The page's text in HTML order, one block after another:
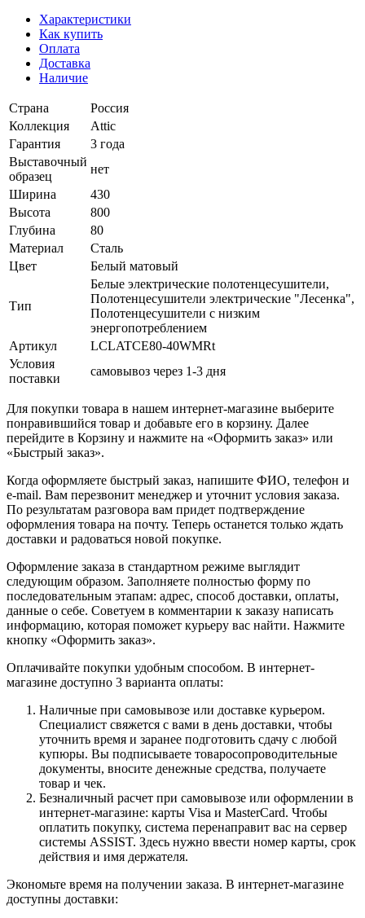
Характеристики
Как купить
Оплата
Доставка
Наличие
Страна
Россия
Коллекция
Attic
Гарантия
3 года
Выставочный
образец
нет
Ширина
430
Высота
800
Глубина
80
Материал
Сталь
Цвет
Белый матовый
Тип
Белые электрические полотенцесушители,
Полотенцесушители электрические "Лесенка",
Полотенцесушители с низким
энергопотреблением
Артикул
LСLATCE80-40WMRt
Условия
поставки
самовывоз через 1-3 дня
Для покупки товара в нашем интернет-магазине выберите
понравившийся товар и добавьте его в корзину. Далее
перейдите в Корзину и нажмите на «Оформить заказ» или
«Быстрый заказ».
Когда оформляете быстрый заказ, напишите ФИО, телефон и
e-mail. Вам перезвонит менеджер и уточнит условия заказа.
По результатам разговора вам придет подтверждение
оформления товара на почту. Теперь останется только ждать
доставки и радоваться новой покупке.
Оформление заказа в стандартном режиме выглядит
следующим образом. Заполняете полностью форму по
последовательным этапам: адрес, способ доставки, оплаты,
данные о себе. Советуем в комментарии к заказу написать
информацию, которая поможет курьеру вас найти. Нажмите
кнопку «Оформить заказ».
Оплачивайте покупки удобным способом. В интернет-
магазине доступно 3 варианта оплаты:
Наличные при самовывозе или доставке курьером.
Специалист свяжется с вами в день доставки, чтобы
уточнить время и заранее подготовить сдачу с любой
купюры. Вы подписываете товаросопроводительные
документы, вносите денежные средства, получаете
товар и чек.
Безналичный расчет при самовывозе или оформлении в
интернет-магазине: карты Visa и MasterCard. Чтобы
оплатить покупку, система перенаправит вас на сервер
системы ASSIST. Здесь нужно ввести номер карты, срок
действия и имя держателя.
Экономьте время на получении заказа. В интернет-магазине
доступны доставки: